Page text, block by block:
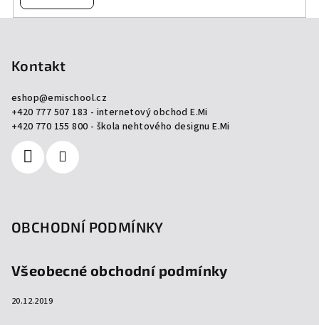
Kontakt
eshop@emischool.cz
+420 777 507 183 - internetový obchod E.Mi
+420 770 155 800 - škola nehtového designu E.Mi
OBCHODNÍ PODMÍNKY
Všeobecné obchodní podmínky
20.12.2019